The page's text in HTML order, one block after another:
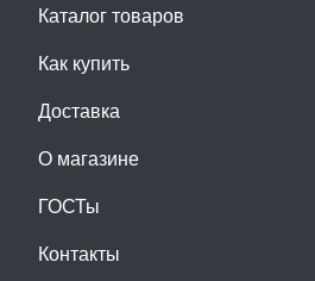
Каталог товаров
Как купить
Доставка
О магазине
ГОСТы
Контакты